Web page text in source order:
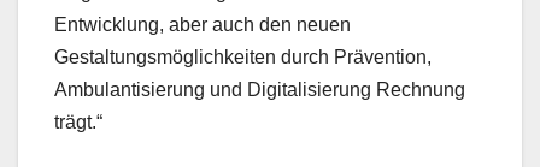
Entwicklung, aber auch den neuen
Gestaltungsmöglichkeiten durch Prävention,
Ambulantisierung und Digitalisierung Rechnung
trägt.“